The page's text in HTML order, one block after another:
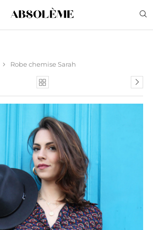
Robe chemise Sarah